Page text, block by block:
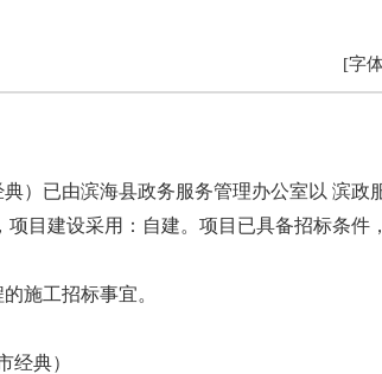
[字
）已由滨海县政务服务管理办公室以 滨政
目建设采用：自建。项目已具备招标条件
施工招标事宜。
经典）